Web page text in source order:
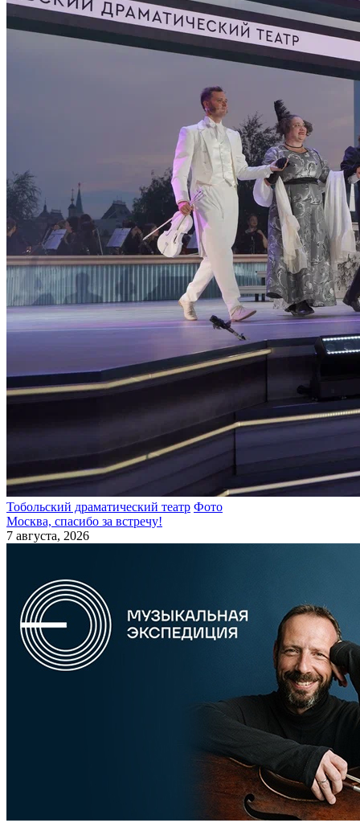
Тобольский драматический театр Фото
Москва, спасибо за встречу!
7 августа, 2026